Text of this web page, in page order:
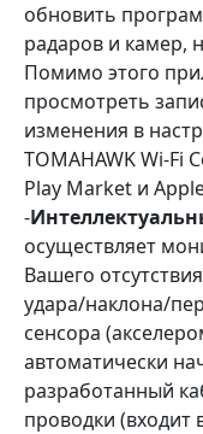
обновить
радаров и камер,
Помимо этого
просмотреть
изменения в
TOMAHAWK Wi-Fi
Play Market и
-
осуществляет
Вашего
удара/наклона/
сенсора
автоматически
разработанный
проводки (входит